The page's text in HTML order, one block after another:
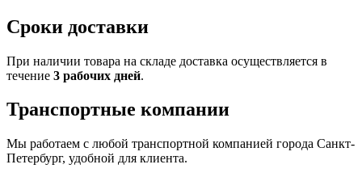
Сроки доставки
При наличии товара на складе доставка осуществляется в
течение 3 рабочих дней.
Транспортные компании
Мы работаем с любой транспортной компанией города Санкт-
Петербург, удобной для клиента.